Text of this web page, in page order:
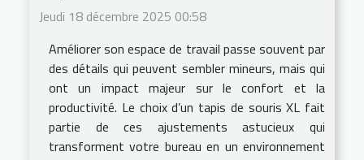
Jeudi 18 décembre 2025 00:58
Améliorer son espace de travail passe souvent par
des détails qui peuvent sembler mineurs, mais qui
ont un impact majeur sur le confort et la
productivité. Le choix d’un tapis de souris XL fait
partie de ces ajustements astucieux qui
transforment votre bureau en un environnement